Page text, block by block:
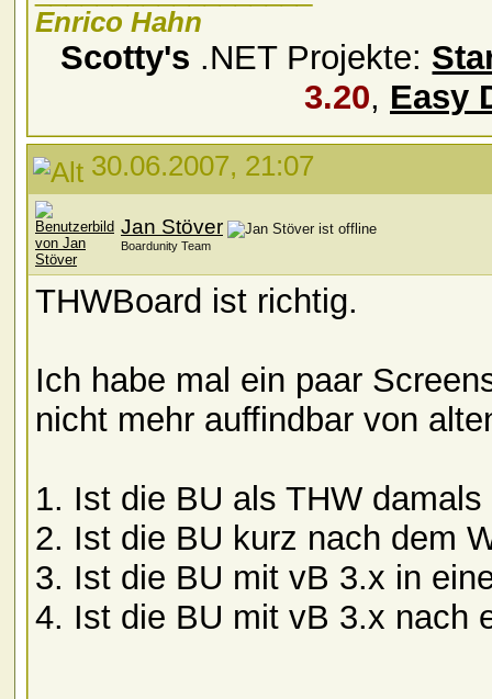
Enrico Hahn
Scotty's .NET Projekte:
3.20, Easy
30.06.2007, 21:07
Jan Stöver
Boardunity Team
THWBoard ist richtig.
Ich habe mal ein paar
nicht mehr auffindbar von
1. Ist die BU als THW
2. Ist die BU kurz nach dem
3. Ist die BU mit vB 3.x in
4. Ist die BU mit vB 3.x nach